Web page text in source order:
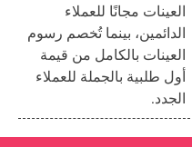
العينات مجانًا للعملاء
الدائمين، بينما تُخصم رسوم
العينات بالكامل من قيمة
أول طلبية بالجملة للعملاء
الجدد.